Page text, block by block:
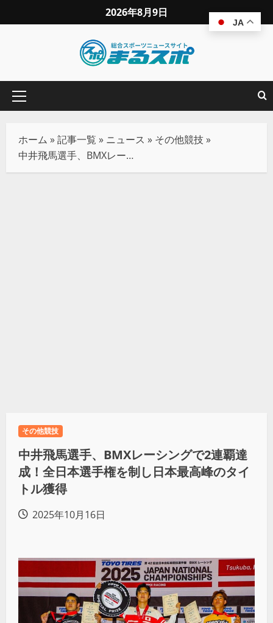
2026年8月9日
ホーム »記事一覧 » ニュース » その他競技»
中井飛馬選手、BMXレーシングで2連覇達成！全日本選手権を制し日本最高峰のタイトル獲得
その他競技
中井飛馬選手、BMXレーシングで2連覇達
成！全日本選手権を制し日本最高峰のタイ
トル獲得
2025年10月16日
JA